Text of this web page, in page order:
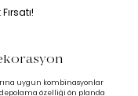
uygun kombinasyonlar
depolama özelliği ön planda